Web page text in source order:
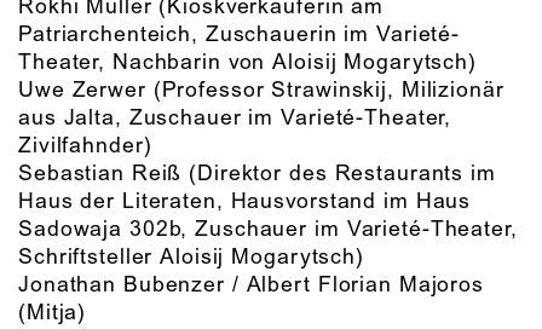
Rokhi Müller (Kioskverkäuferin am
Patriarchenteich, Zuschauerin im Varieté-
Theater, Nachbarin von Aloisij Mogarytsch)
Uwe Zerwer (Professor Strawinskij, Milizionär
aus Jalta, Zuschauer im Varieté-Theater,
Zivilfahnder)
Sebastian Reiß (Direktor des Restaurants im
Haus der Literaten, Hausvorstand im Haus
Sadowaja 302b, Zuschauer im Varieté-Theater,
Schriftsteller Aloisij Mogarytsch)
Jonathan Bubenzer / Albert Florian Majoros
(Mitja)